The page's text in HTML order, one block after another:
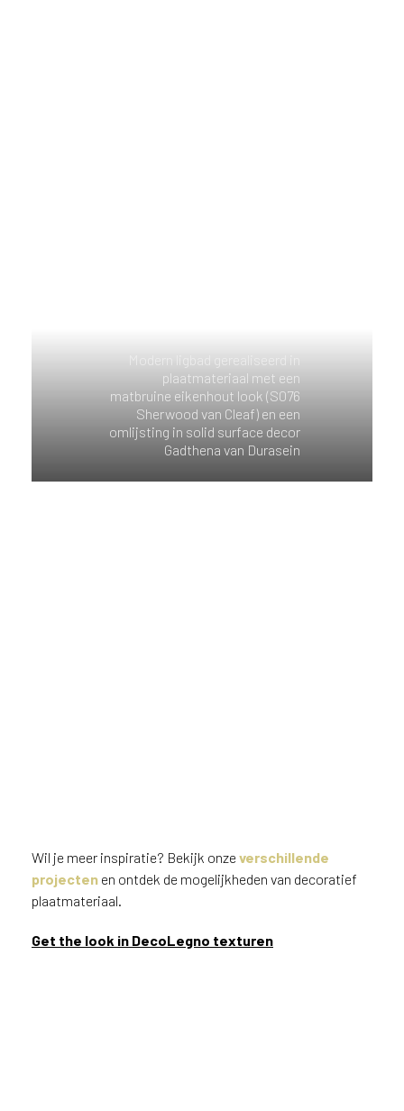
plaatmateriaal met een
matbruine eikenhout look (S076
Sherwood van Cleaf) en een
omlijsting in solid surface decor
Gadthena van Durasein
Wil je meer inspiratie? Bekijk onze verschillende
projecten en ontdek de mogelijkheden van decoratief
plaatmateriaal.
Get the look in DecoLegno texturen